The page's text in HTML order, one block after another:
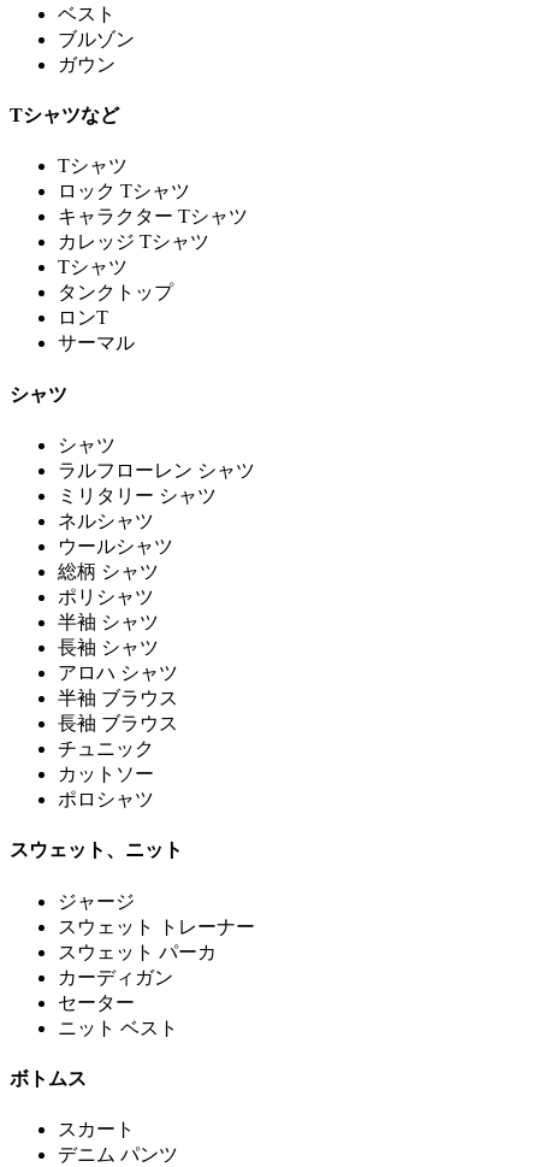
ベスト
ブルゾン
ガウン
Tシャツなど
Tシャツ
ロック Tシャツ
キャラクター Tシャツ
カレッジ Tシャツ
Tシャツ
タンクトップ
ロンT
サーマル
シャツ
シャツ
ラルフローレン シャツ
ミリタリー シャツ
ネルシャツ
ウールシャツ
総柄 シャツ
ポリシャツ
半袖 シャツ
長袖 シャツ
アロハ シャツ
半袖 ブラウス
長袖 ブラウス
チュニック
カットソー
ポロシャツ
スウェット、ニット
ジャージ
スウェット トレーナー
スウェット パーカ
カーディガン
セーター
ニット ベスト
ボトムス
スカート
デニム パンツ